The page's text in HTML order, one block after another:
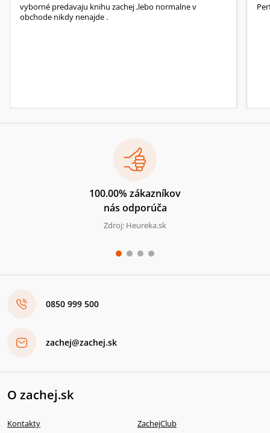
vyborné predavaju knihu zachej ,lebo normalne v
obchode nikdy nenajde .
100.00% zákazníkov
nás odporúča
Zdroj: Heureka.sk
0850 999 500
zachej@zachej.sk
O zachej.sk
Kontakty
ZachejClub